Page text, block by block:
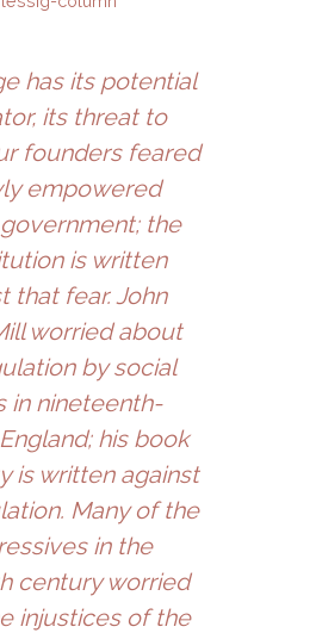
has its potential
its threat to
founders feared
empowered
the
is written
that fear. John
worried about
by social
in nineteenth-
his book
is written against
Many of the
in the
century worried
injustices of the